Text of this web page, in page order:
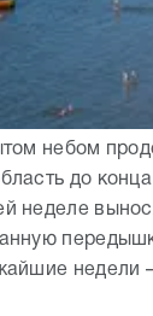
небом
до
неделе
недели